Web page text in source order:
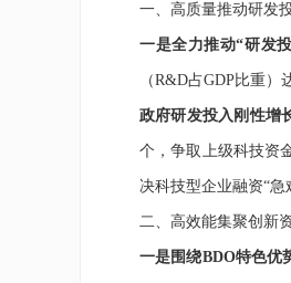
一、高质量推动研发
一是全力推动“研发
（R&D占GDP比重）
政府研发投入刚性增
个，争取上级科技资
决科技型企业融资“急
二、 高效能集聚创新
一是围绕BDO特色优